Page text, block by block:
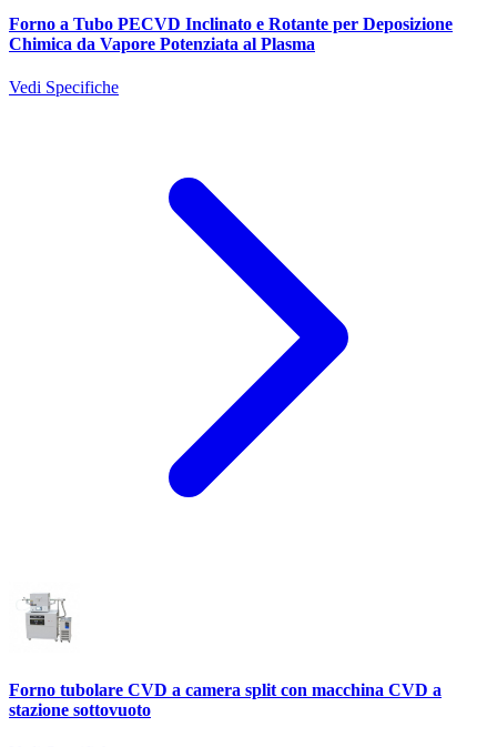
Forno a Tubo PECVD Inclinato e Rotante per Deposizione
Chimica da Vapore Potenziata al Plasma
Vedi Specifiche
Forno tubolare CVD a camera split con macchina CVD a
stazione sottovuoto